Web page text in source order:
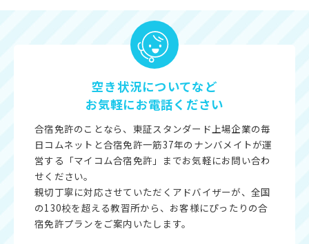
空き状況についてなど
お気軽にお電話ください
合宿免許のことなら、東証スタンダード上場企業の毎
日コムネットと合宿免許一筋37年のナンバメイトが運
営する「マイコム合宿免許」までお気軽にお問い合わ
せください。
親切丁寧に対応させていただくアドバイザーが、全国
の130校を超える教習所から、お客様にぴったりの合
宿免許プランをご案内いたします。